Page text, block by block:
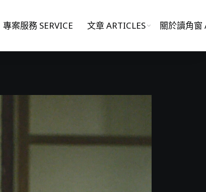
專案服務 SERVICE 文章 ARTICLES 關於讀角窗
影片作品 FILM WORKS
網站作品 WEBSITES
視覺設計 GRAPHIC DESIGN
專案服務 SERVICE